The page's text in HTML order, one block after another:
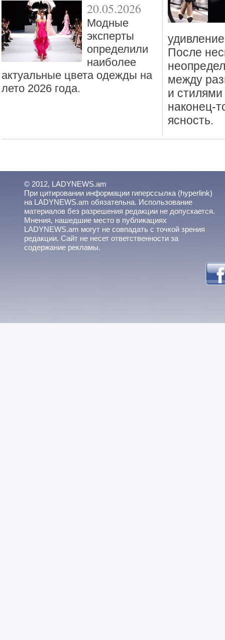
20.05.2026
Mодные
эксперты
определили
наиболее
актуальные цвета одежды на
лето 2026 года.
После
между
и
наконец-
ясность.
© 2012, LADYNEWS.am
При цитировании информации гиперссылка (hyperlink)
на LADYNEWS.am обязательна. Использование
материалов без разрешения редакции не допускается.
Мнения, нашедшие место в публикациях
LADYNEWS.am могут не совпадать с точкой зрения
редакции. Сайт не несет ответственности за
содержание рекламы.